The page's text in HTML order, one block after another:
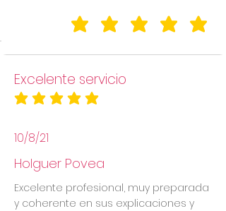
la calificación
Excelente servicio
la calificación promedio es 5 de 5
10/8/21
Holguer Povea
Excelente profesional, muy preparada
y coherente en sus explicaciones y